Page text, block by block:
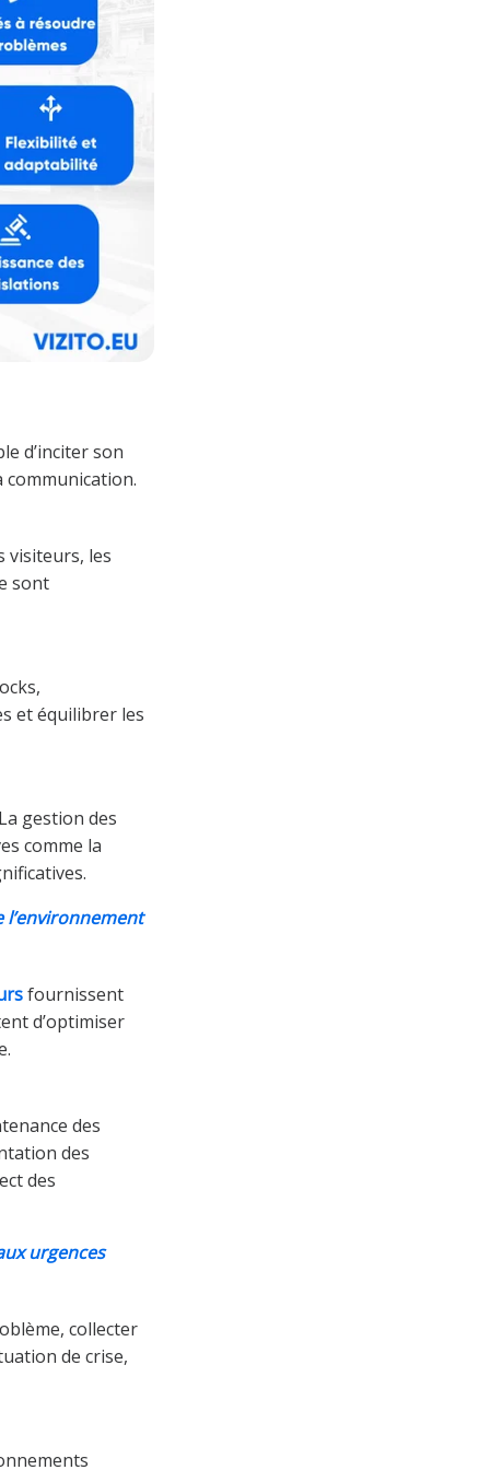
d’inciter son
communication.
visiteurs, les
sont
et équilibrer les
gestion des
comme la
fournissent
d’optimiser
des
des
des
urgences
collecter
de crise,